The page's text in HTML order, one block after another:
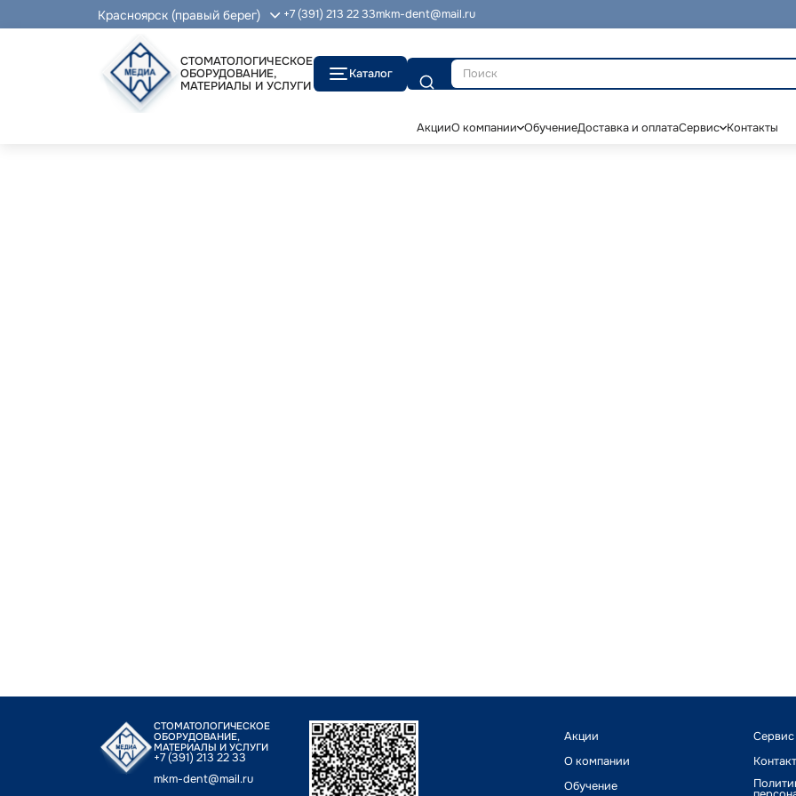
Красноярск (правый берег) +7 (391) 213 22 33mkm-dent@mail.ru
СТОМАТОЛОГИЧЕСКОЕ
ОБОРУДОВАНИЕ,
МАТЕРИАЛЫ И УСЛУГИ
Каталог
Поиск
АкцииО компании ОбучениеДоставка и оплатаСервис Контакты
СТОМАТОЛОГИЧЕСКОЕ
ОБОРУДОВАНИЕ,
МАТЕРИАЛЫ И УСЛУГИ
+7 (391) 213 22 33
mkm-dent@mail.ru
Акции
О компании
Обучение
Сервис